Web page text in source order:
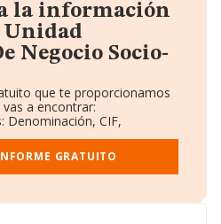
la información
Unidad
Negocio Socio-
que te proporcionamos
a encontrar:
Denominación, CIF,
(BORME).
Ventas y Empleados.
y Administradores.
GRATUITO